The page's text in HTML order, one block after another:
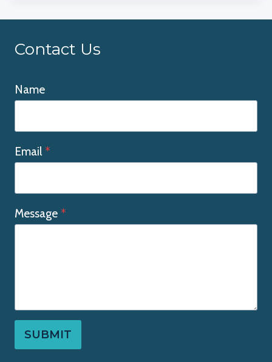
Contact Us
Name
Email *
Message *
SUBMIT